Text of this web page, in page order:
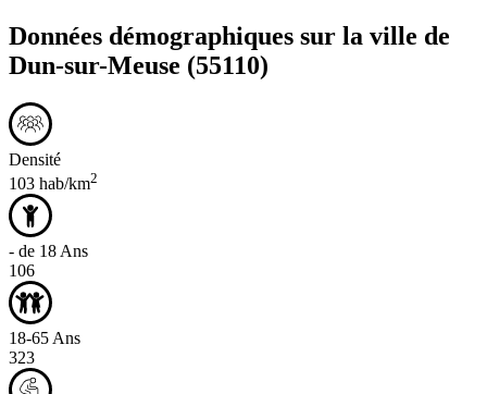
Données démographiques sur la ville de
Dun-sur-Meuse (55110)
Densité
103 hab/km2
- de 18 Ans
106
18-65 Ans
323